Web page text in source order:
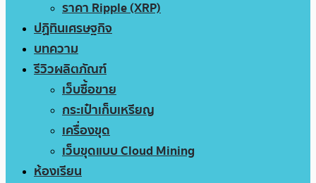
ราคา Ripple (XRP)
ปฏิทินเศรษฐกิจ
บทความ
รีวิวผลิตภัณฑ์
เว็บซื้อขาย
กระเป๋าเก็บเหรียญ
เครื่องขุด
เว็บขุดแบบ Cloud Mining
ห้องเรียน